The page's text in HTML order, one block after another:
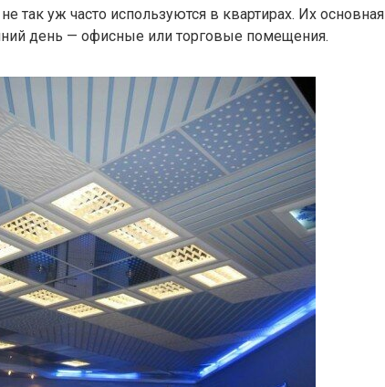
так уж часто используются в квартирах. Их основная
день — офисные или торговые помещения.